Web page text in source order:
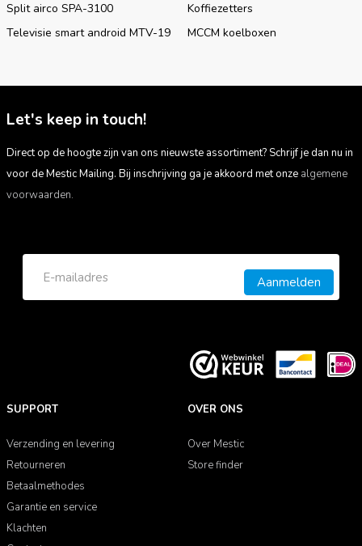
Split airco SPA-3100
Televisie smart android MTV-19
Koffiezetters
MCCM koelboxen
Let's keep in touch!
Direct op de hoogte zijn van ons nieuwste assortiment? Schrijf je dan nu in
voor de Mestic Mailing. Bij inschrijving ga je akkoord met onze algemene
voorwaarden.
Aanmelden
SUPPORT
Verzending en levering
Retourneren
Betaalmethodes
Garantie en service
Klachten
OVER ONS
Over Mestic
Store finder